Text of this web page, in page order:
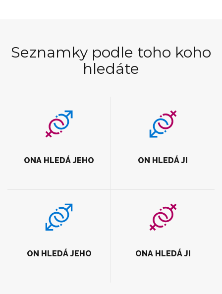
Seznamky podle toho koho
hledáte
ONA HLEDÁ JEHO ON HLEDÁ JI
ON HLEDÁ JEHO ONA HLEDÁ JI